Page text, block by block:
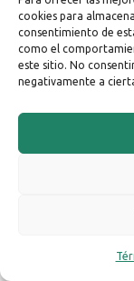
cookies para
consentimiento de
como el
este sitio. No
negativamente a